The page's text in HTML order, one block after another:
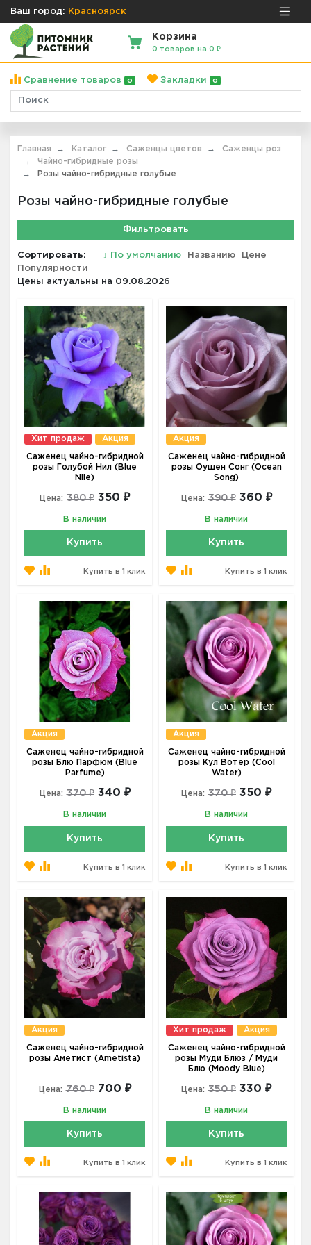
Ваш город: Красноярск
Корзина
0 товаров на 0 ₽
Сравнение товаров 0 Закладки 0
Главная Каталог Саженцы цветов
Саженцы роз
Чайно-гибридные розы
Розы чайно-гибридные голубые
Розы чайно-гибридные голубые
Фильтровать
Сортировать: ↓ По умолчанию Названию
Цене
Популярности
Цены актуальны на 09.08.2026
Хит продаж Акция
Саженец чайно-гибридной
розы Голубой Нил (Blue
Nile)
Цена: 380 ₽ 350 ₽
В наличии
Купить
Купить в 1 клик
Акция
Саженец чайно-гибридной
розы Оушен Сонг (Ocean
Song)
Цена: 390 ₽ 360 ₽
В наличии
Купить
Купить в 1 клик
Акция
Саженец чайно-гибридной
розы Блю Парфюм (Blue
Parfume)
Цена: 370 ₽ 340 ₽
В наличии
Купить
Купить в 1 клик
Акция
Саженец чайно-гибридной
розы Кул Вотер (Cool
Water)
Цена: 370 ₽ 350 ₽
В наличии
Купить
Купить в 1 клик
Акция
Саженец чайно-гибридной
розы Аметист (Ametista)
Цена: 760 ₽ 700 ₽
В наличии
Купить
Купить в 1 клик
Хит продаж Акция
Саженец чайно-гибридной
розы Муди Блюз / Муди
Блю (Moody Blue)
Цена: 350 ₽ 330 ₽
В наличии
Купить
Купить в 1 клик